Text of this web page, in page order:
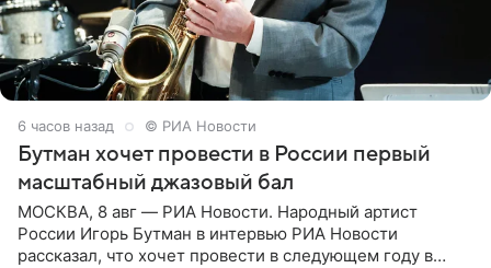
6 часов назад © РИА Новости
Бутман хочет провести в России первый
масштабный джазовый бал
МОСКВА, 8 авг — РИА Новости. Народный артист
России Игорь Бутман в интервью РИА Новости
рассказал, что хочет провести в следующем году в